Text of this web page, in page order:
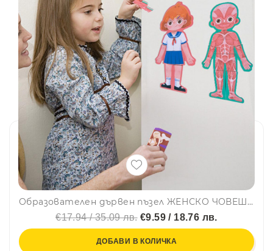
Образователен дървен пъзел ЖЕНСКО ЧОВЕШКО ТЯЛО - BODY STRUCTURE PUZZLE SD05, BF23
€17.94 / 35.09 лв.€9.59 / 18.76 лв.
ДОБАВИ В КОЛИЧКА